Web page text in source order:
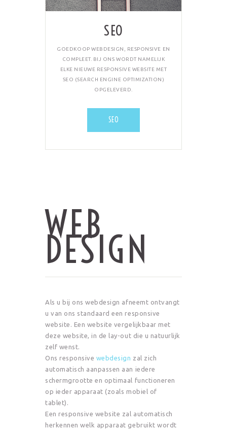
SEO
GOEDKOOP WEBDESIGN, RESPONSIVE EN
COMPLEET. BIJ ONS WORDT NAMELIJK
ELKE NIEUWE RESPONSIVE WEBSITE MET
SEO (SEARCH ENGINE OPTIMIZATION)
OPGELEVERD.
SEO
WEB
DESIGN
Als u bij ons webdesign afneemt ontvangt
u van ons standaard een responsive
website. Een website vergelijkbaar met
deze website, in de lay-out die u natuurlijk
zelf wenst.
Ons responsive webdesign zal zich
automatisch aanpassen aan iedere
schermgrootte en optimaal functioneren
op ieder apparaat (zoals mobiel of
tablet).
Een responsive website zal automatisch
herkennen welk apparaat gebruikt wordt